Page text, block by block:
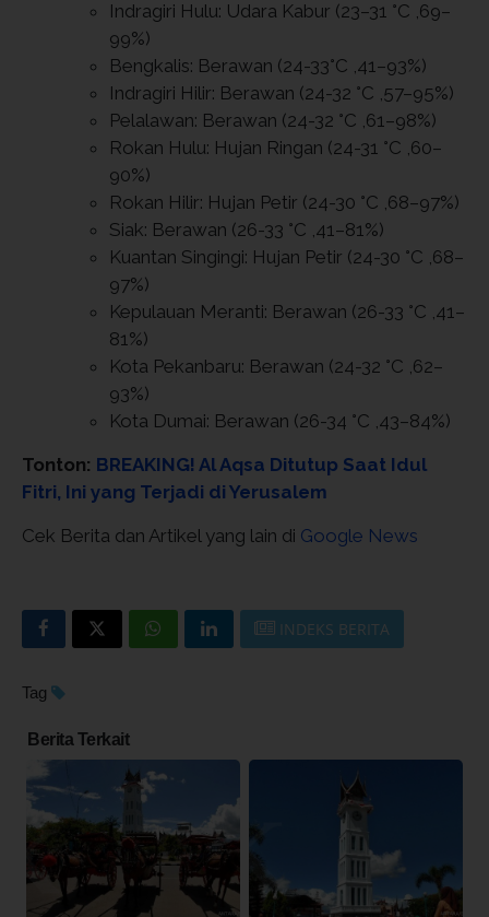
Indragiri Hulu: Udara Kabur (23–31 °C ,69–
99%)
Bengkalis: Berawan (24-33°C ,41–93%)
Indragiri Hilir: Berawan (24-32 °C ,57–95%)
Pelalawan: Berawan (24-32 °C ,61–98%)
Rokan Hulu: Hujan Ringan (24-31 °C ,60–
90%)
Rokan Hilir: Hujan Petir (24-30 °C ,68–97%)
Siak: Berawan (26-33 °C ,41–81%)
Kuantan Singingi: Hujan Petir (24-30 °C ,68–
97%)
Kepulauan Meranti: Berawan (26-33 °C ,41–
81%)
Kota Pekanbaru: Berawan (24-32 °C ,62–
93%)
Kota Dumai: Berawan (26-34 °C ,43–84%)
Tonton: BREAKING! Al Aqsa Ditutup Saat Idul
Fitri, Ini yang Terjadi di Yerusalem
Cek Berita dan Artikel yang lain di Google News
INDEKS BERITA
Tag
Berita Terkait